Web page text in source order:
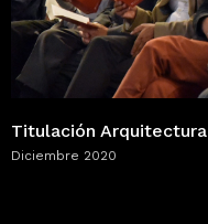
Titulación Arquitectura
Diciembre 2020